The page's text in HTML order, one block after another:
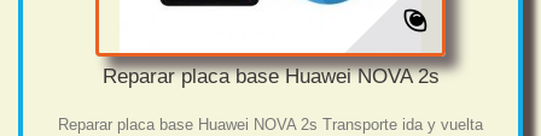
Reparar placa base Huawei NOVA 2s
Reparar placa base Huawei NOVA 2s Transporte ida y vuelta